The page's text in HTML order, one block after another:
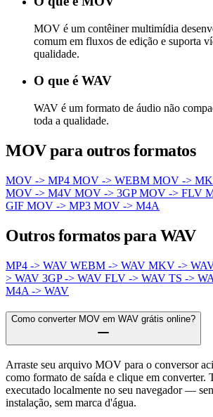
MOV é um contêiner multimídia
comum em fluxos de edição e suporta
qualidade.
O que é WAV
WAV é um formato de áudio não
toda a qualidade.
MOV para outros formatos
MOV -> MP4 MOV -> WEBM MOV ->
MOV -> M4V MOV -> 3GPMOV -> FLV
GIF MOV -> MP3 MOV -> M4A
Outros formatos para WAV
MP4 -> WAV WEBM -> WAV MKV ->
> WAV 3GP -> WAV FLV -> WAV TS ->
M4A -> WAV
Como converter MOV em WAV grátis online?
Arraste seu arquivo MOV para o conversor
como formato de saída e clique em converter.
executado localmente no seu navegador —
instalação, sem marca d'água.